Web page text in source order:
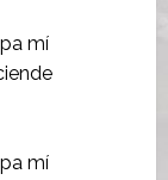
mí
mí